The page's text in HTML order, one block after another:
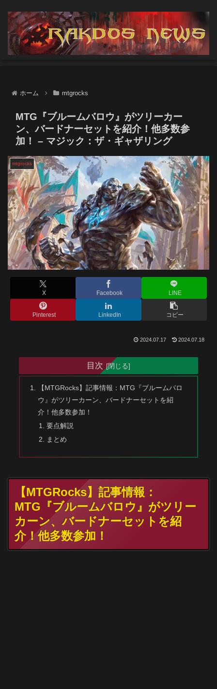
ホーム mtgrocks
MTG『ブルームバロウ』がツリーカー
ン、バードナーセットを紹介！他多数参
加！ – マジック：ザ・ギャザリング
mtgrocks
X Facebook LINE
Pinterest LinkedIn コピー
2024.07.17 2024.07.18
目次
【MTGRocks】記事情報：MTG『ブルームバロ
ウ』がツリーカーン、バードナーセットを紹
介！他多数参加！
要点解説
まとめ
【MTGRocks】記事情報：
MTG『ブルームバロウ』がツリー
カーン、バードナーセットを紹
介！他多数参加！